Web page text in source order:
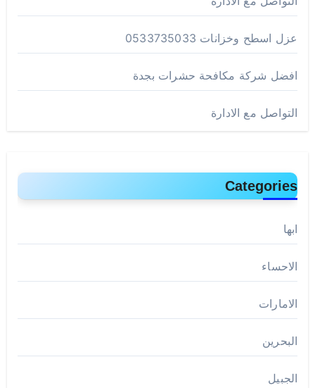
عزل اسطح وخزانات 0533735033
افضل شركة مكافحة حشرات بجدة
التواصل مع الادارة
Categories
ابها
الاحساء
الامارات
البحرين
الجبيل